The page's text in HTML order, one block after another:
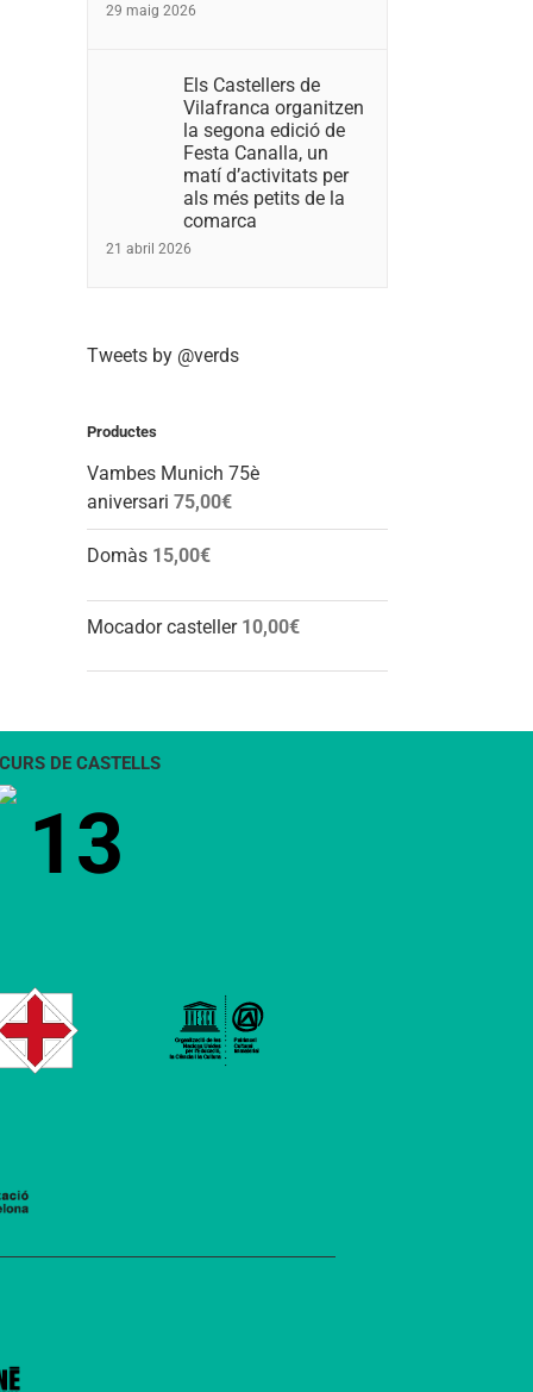
29 maig 2026
Els Castellers de
Vilafranca organitzen
la segona edició de
Festa Canalla, un
matí d’activitats per
als més petits de la
comarca
21 abril 2026
Tweets by @verds
Productes
Vambes Munich 75è
aniversari 75,00€
Domàs 15,00€
Mocador casteller 10,00€
DE CASTELLS
13